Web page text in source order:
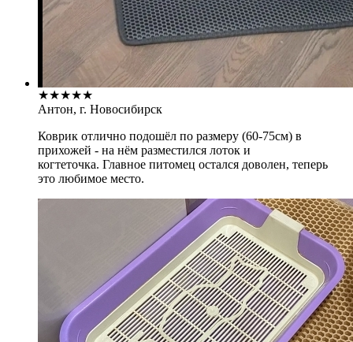
★★★★★
Антон, г. Новосибирск
Коврик отлично подошёл по размеру (60-75см) в
прихожей - на нём разместился лоток и
когтеточка. Главное питомец остался доволен, теперь
это любимое место.